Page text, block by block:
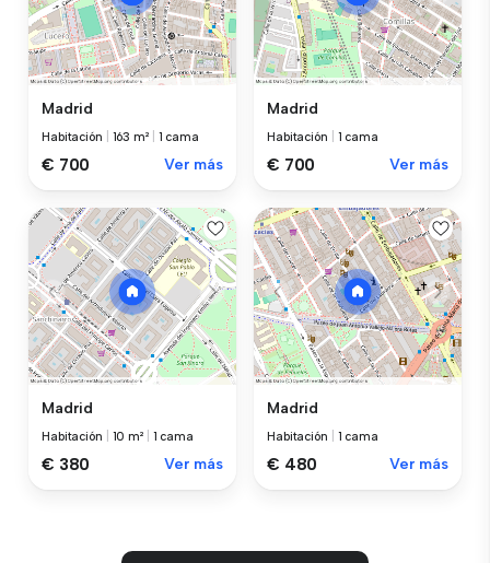
Madrid
Habitación 163 m² 1 cama
€ 700 Ver más
Madrid
Habitación 1 cama
€ 700 Ver más
Madrid
Habitación 10 m² 1 cama
€ 380 Ver más
Madrid
Habitación 1 cama
€ 480 Ver más